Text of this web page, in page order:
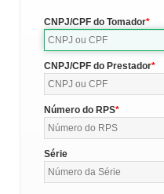
CNPJ/CPF do Tomador
CNPJ/CPF do Prestador
Número do RPS
Série